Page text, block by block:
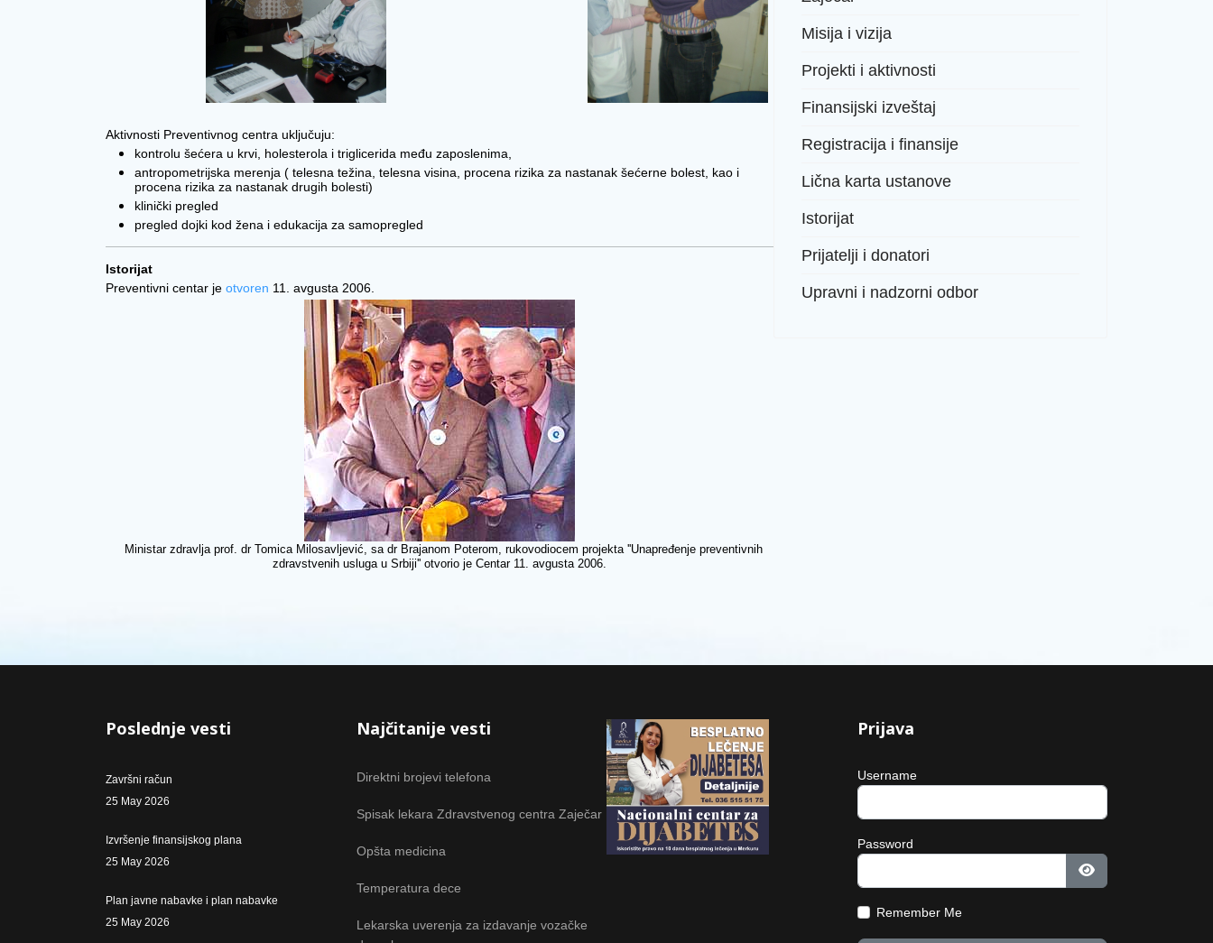
Aktivnosti Preventivnog centra uključuju:
kontrolu šećera u krvi, holesterola i triglicerida među zaposlenima,
antropometrijska merenja ( telesna težina, telesna visina, procena rizika za nastanak šećerne bolest, kao i
procena rizika za nastanak drugih bolesti)
klinički pregled
pregled dojki kod žena i edukacija za samopregled
Istorijat
Preventivni centar je otvoren 11. avgusta 2006.
Ministar zdravlja prof. dr Tomica Milosavljević, sa dr Brajanom Poterom, rukovodiocem projekta ''Unapređenje preventivnih
zdravstvenih usluga u Srbiji'' otvorio je Centar 11. avgusta 2006.
Misija i vizija
Projekti i aktivnosti
Finansijski izveštaj
Registracija i finansije
Lična karta ustanove
Istorijat
Prijatelji i donatori
Upravni i nadzorni odbor
Poslednje vesti
Završni račun
25 May 2026
Izvršenje finansijskog plana
25 May 2026
Plan javne nabavke i plan nabavke
25 May 2026
Najčitanije vesti
Direktni brojevi telefona
Spisak lekara Zdravstvenog centra Zaječar
Opšta medicina
Temperatura dece
Lekarska uverenja za izdavanje vozačke
Prijava
Username
Password
Show Password
Remember Me